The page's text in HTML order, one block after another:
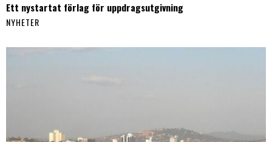
Ett nystartat förlag för uppdragsutgivning
NYHETER